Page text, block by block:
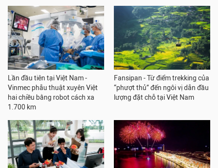
Lần đầu tiên tại Việt Nam -
Vinmec phẫu thuật xuyên Việt
hai chiều bằng robot cách xa
1.700 km
Fansipan - Từ điểm trekking của
“phượt thủ” đến ngôi vị dẫn đầu
lượng đặt chỗ tại Việt Nam